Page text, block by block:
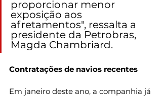
proporcionar menor
exposição aos
afretamentos", ressalta a
presidente da Petrobras,
Magda Chambriard.
Contratações de navios recentes
Em janeiro deste ano, a companhia já